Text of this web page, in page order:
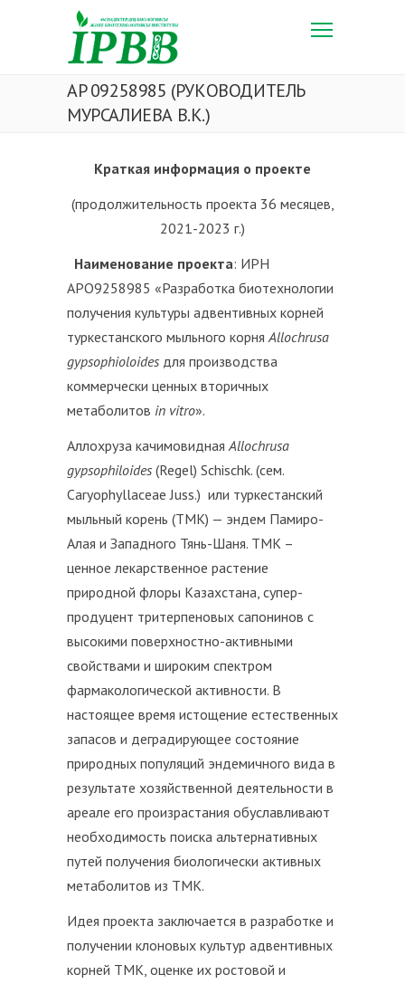
AP 09258985 (РУКОВОДИТЕЛЬ
МУРСАЛИЕВА В.К.)
Краткая информация о проекте
(продолжительность проекта 36 месяцев,
2021-2023 г.)
Наименование проекта: ИРН
АРО9258985 «Разработка биотехнологии
получения культуры адвентивных корней
туркестанского мыльного корняAllochrusa
gypsophioloides для производства
коммерчески ценных вторичных
метаболитов in vitro».
Аллохруза качимовиднаяAllochrusa
gypsophiloides (Regel) Schischk. (сем.
Caryophyllaceae Juss.) или туркестанский
мыльный корень (ТМК) — эндем Памиро-
Алая и Западного Тянь-Шаня. ТМК –
ценное лекарственное растение
природной флоры Казахстана, супер-
продуцент тритерпеновых сапонинов с
высокими поверхностно-активными
свойствами и широким спектром
фармакологической активности. В
настоящее время истощение естественных
запасов и деградирующее состояние
природных популяций эндемичного вида в
результате хозяйственной деятельности в
ареале его произрастания обуславливают
необходимость поиска альтернативных
путей получения биологически активных
метаболитов из ТМК.
Идея проекта заключается в разработке и
получении клоновых культур адвентивных
корней ТМК, оценке их ростовой и